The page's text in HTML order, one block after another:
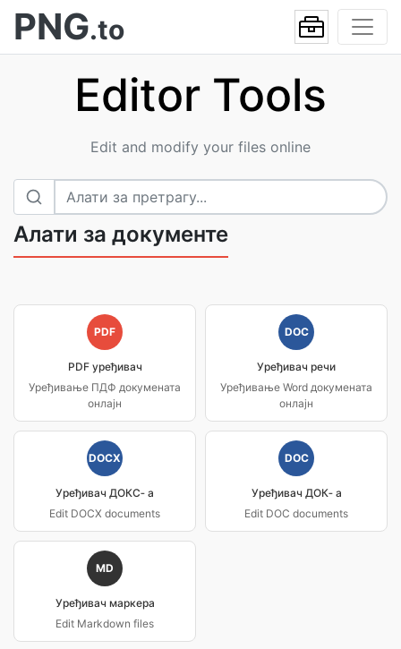
PNG.to
Editor Tools
Edit and modify your files online
Алати за документе
PDF
PDF уређивач
Уређивање ПДФ докумената
онлајн
DOC
Уређивач речи
Уређивање Word докумената
онлајн
DOCX
Уређивач ДОКС‐ а
Edit DOCX documents
DOC
Уређивач ДОК‐ а
Edit DOC documents
MD
Уређивач маркера
Edit Markdown files